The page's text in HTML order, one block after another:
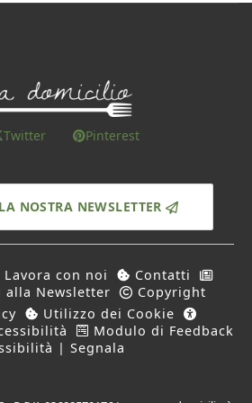
Twitter
Pinterest
NOSTRA NEWSLETTER
Lavora con noi
Contatti
alla Newsletter
Copyright
Utilizzo dei Cookie
Modulo di Feedback
| Segnala